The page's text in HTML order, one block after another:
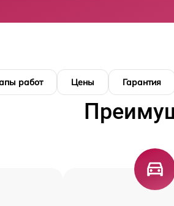
работ Цены Гарантия